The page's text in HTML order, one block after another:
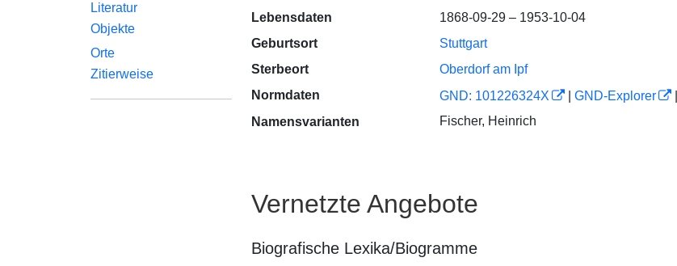
Literatur
Objekte
Orte
Zitierweise
Lebensdaten
1868-09-29 – 1953-10-04
Geburtsort
Stuttgart
Sterbeort
Oberdorf am Ipf
Normdaten
GND: 101226324X GND-Explorer
Namensvarianten
Fischer, Heinrich
Vernetzte Angebote
Biografische Lexika/Biogramme